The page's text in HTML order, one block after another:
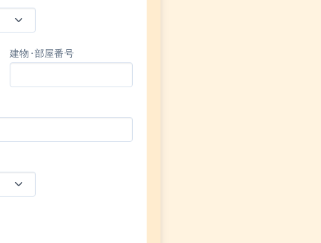
建物･部屋番号